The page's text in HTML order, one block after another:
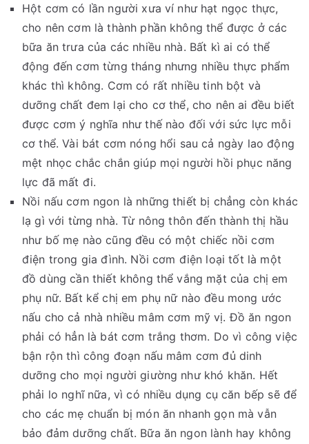
Hột cơm có lần người xưa ví như hạt ngọc thực,
cho nên cơm là thành phần không thể được ở các
bữa ăn trưa của các nhiều nhà. Bất kì ai có thể
động đến cơm từng tháng nhưng nhiều thực phẩm
khác thì không. Cơm có rất nhiều tinh bột và
dưỡng chất đem lại cho cơ thể, cho nên ai đều biết
được cơm ý nghĩa như thế nào đối với sức lực mỗi
cơ thể. Vài bát cơm nóng hổi sau cả ngày lao động
mệt nhọc chắc chắn giúp mọi người hồi phục năng
lực đã mất đi.
Nồi nấu cơm ngon là những thiết bị chẳng còn khác
lạ gì với từng nhà. Từ nông thôn đến thành thị hầu
như bố mẹ nào cũng đều có một chiếc nồi cơm
điện trong gia đình. Nồi cơm điện loại tốt là một
đồ dùng cần thiết không thể vắng mặt của chị em
phụ nữ. Bất kể chị em phụ nữ nào đều mong ước
nấu cho cả nhà nhiều mâm cơm mỹ vị. Đồ ăn ngon
phải có hẳn là bát cơm trắng thơm. Do vì công việc
bận rộn thì công đoạn nấu mâm cơm đủ dinh
dưỡng cho mọi người giường như khó khăn. Hết
phải lo nghĩ nữa, vì có nhiều dụng cụ căn bếp sẽ để
cho các mẹ chuẩn bị món ăn nhanh gọn mà vẫn
bảo đảm dưỡng chất. Bữa ăn ngon lành hay không